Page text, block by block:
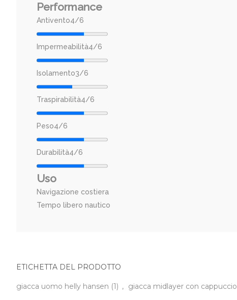
Performance
Antivento4/6
Impermeabilità4/6
Isolamento3/6
Traspirabilità4/6
Peso4/6
Durabilità4/6
Uso
Navigazione costiera
Tempo libero nautico
ETICHETTA DEL PRODOTTO
giacca uomo helly hansen (1) , giacca midlayer con cappuccio